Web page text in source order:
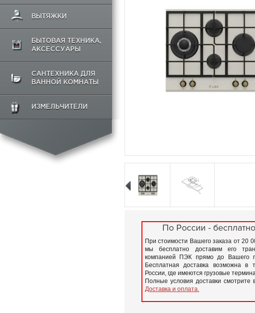
ВЫТЯЖКИ
БЫТОВАЯ ТЕХНИКА,
АКСЕССУАРЫ
САНТЕХНИКА ДЛЯ
ВАННОЙ КОМНАТЫ
ИЗМЕЛЬЧИТЕЛИ
По России -
При стоимости Вашего заказа от 20
мы бесплатно доставим его
компанией ПЭК прямо до Вашего
Бесплатная доставка возможна в
России, где имеются грузовые
Полные условия доставки смотрите
Доставка и оплата.